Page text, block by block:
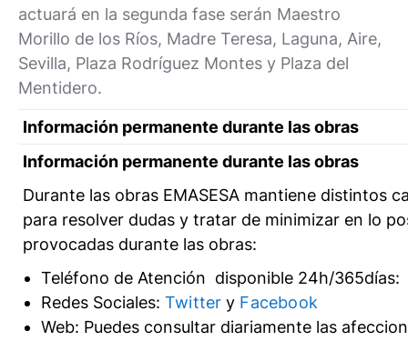
actuará en la segunda fase serán Maestro
Morillo de los Ríos, Madre Teresa, Laguna, Aire,
Sevilla, Plaza Rodríguez Montes y Plaza del
Mentidero.
Información permanente durante las obras
Información permanente durante las obras
Durante las obras EMASESA mantiene distintos
para resolver dudas y tratar de minimizar en lo
provocadas durante las obras:
Teléfono de Atención disponible 24h/365días:
Redes Sociales: Twitter y Facebook
Web: Puedes consultar diariamente las